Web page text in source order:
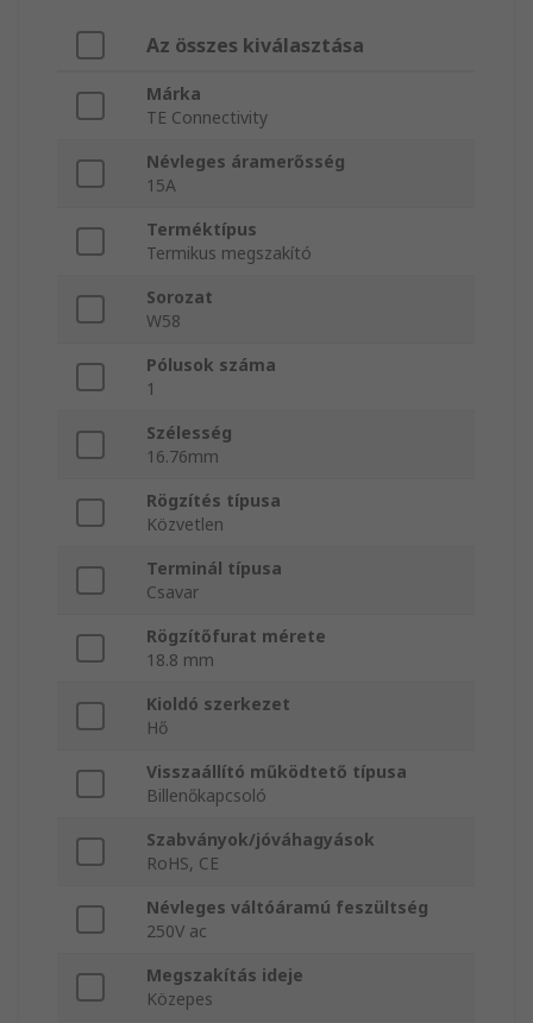
Az összes kiválasztása
Márka
TE Connectivity
Névleges áramerősség
15A
Terméktípus
Termikus megszakító
Sorozat
W58
Pólusok száma
1
Szélesség
16.76mm
Rögzítés típusa
Közvetlen
Terminál típusa
Csavar
Rögzítőfurat mérete
18.8 mm
Kioldó szerkezet
Hő
Visszaállító működtető típusa
Billenőkapcsoló
Szabványok/jóváhagyások
RoHS, CE
Névleges váltóáramú feszültség
250V ac
Megszakítás ideje
Közepes